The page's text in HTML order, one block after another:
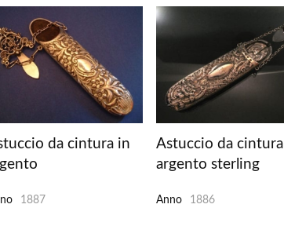
da cintura in
1887
Astuccio da cintura
argento sterling
Anno 1886